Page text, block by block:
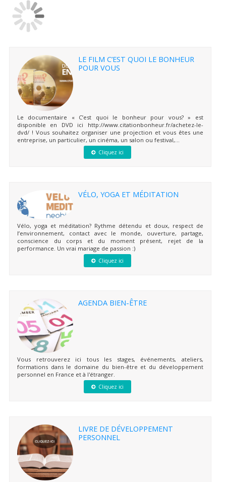
LE FILM C’EST QUOI LE BONHEUR
POUR VOUS
Le documentaire « C’est quoi le bonheur pour vous? » est
disponible en DVD ici http://www.citationbonheur.fr/achetez-le-
dvd/ ! Vous souhaitez organiser une projection et vous êtes une
entreprise, un particulier, un cinéma, un salon ou festival,...
Cliquez ici
VÉLO, YOGA ET MÉDITATION
Vélo, yoga et méditation? Rythme détendu et doux, respect de
l’environnement, contact avec le monde, ouverture, partage,
conscience du corps et du moment présent, rejet de la
performance. Un vrai mariage de passion :)
Cliquez ici
AGENDA BIEN-ÊTRE
Vous retrouverez ici tous les stages, événements, ateliers,
formations dans le domaine du bien-être et du développement
personnel en France et à l'étranger.
Cliquez ici
LIVRE DE DÉVELOPPEMENT
PERSONNEL